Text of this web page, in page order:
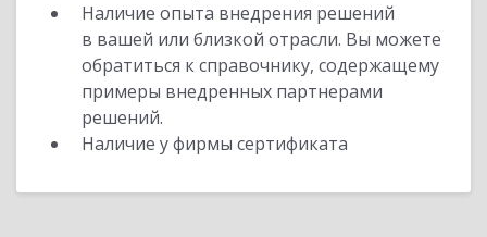
Наличие опыта внедрения решений
в вашей или близкой отрасли. Вы можете
обратиться к справочнику, содержащему
примеры внедренных партнерами
решений.
Наличие у фирмы сертификата